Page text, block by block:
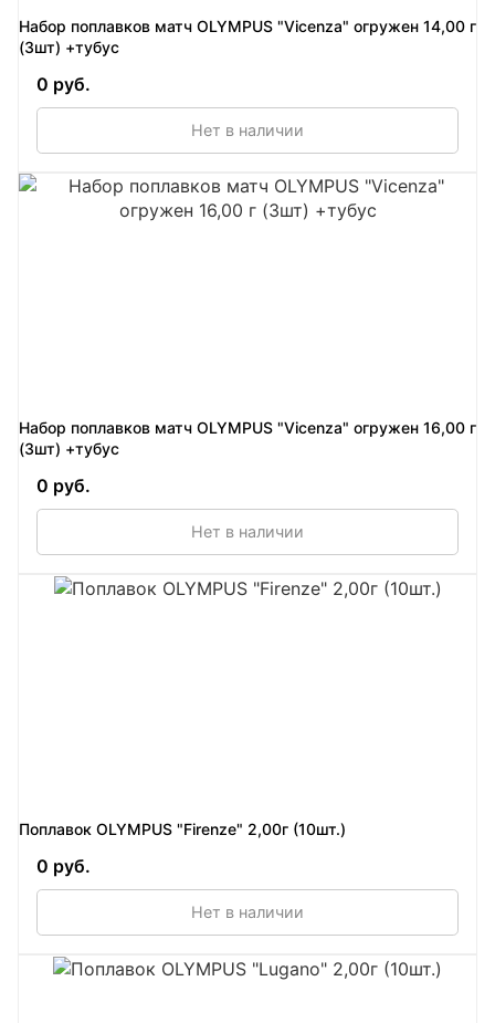
Набор поплавков матч OLYMPUS "Vicenza" огружен 14,00 г
(3шт) +тубус
0 руб.
Нет в наличии
Набор поплавков матч OLYMPUS "Vicenza" огружен 16,00 г
(3шт) +тубус
0 руб.
Нет в наличии
Поплавок OLYMPUS "Firenze" 2,00г (10шт.)
0 руб.
Нет в наличии